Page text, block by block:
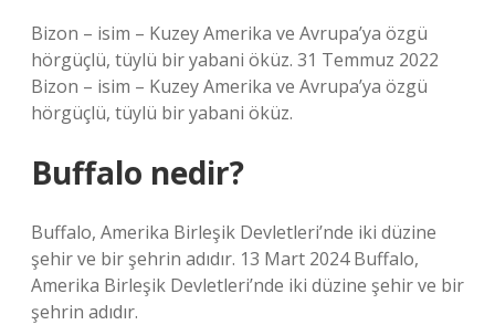
Bizon – isim – Kuzey Amerika ve Avrupa’ya özgü
hörgüçlü, tüylü bir yabani öküz. 31 Temmuz 2022
Bizon – isim – Kuzey Amerika ve Avrupa’ya özgü
hörgüçlü, tüylü bir yabani öküz.
Buffalo nedir?
Buffalo, Amerika Birleşik Devletleri’nde iki düzine
şehir ve bir şehrin adıdır. 13 Mart 2024 Buffalo,
Amerika Birleşik Devletleri’nde iki düzine şehir ve bir
şehrin adıdır.